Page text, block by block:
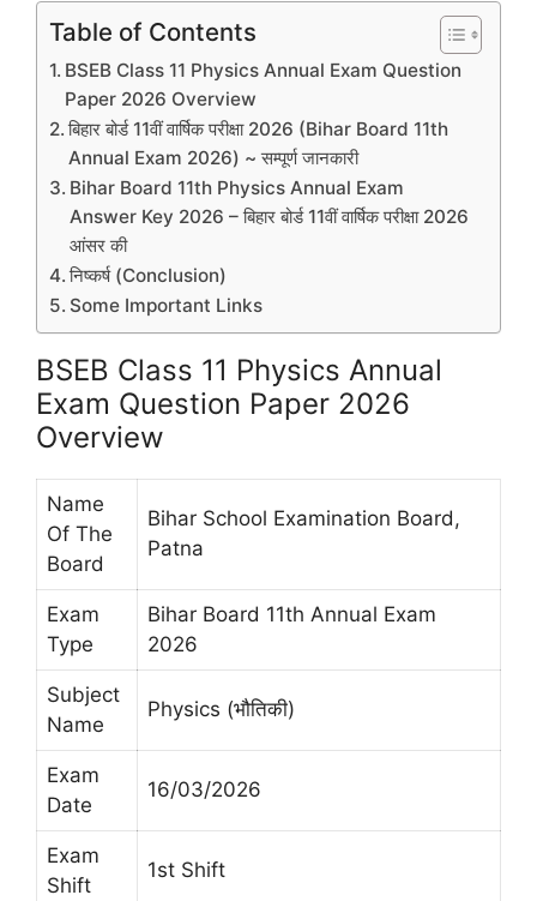
Table of Contents
BSEB Class 11 Physics Annual Exam Question
Paper 2026 Overview
बिहार बोर्ड 11वीं वार्षिक परीक्षा 2026 (Bihar Board 11th
Annual Exam 2026) ~ सम्पूर्ण जानकारी
Bihar Board 11th Physics Annual Exam
Answer Key 2026 – बिहार बोर्ड 11वीं वार्षिक परीक्षा 2026
आंसर की
निष्कर्ष (Conclusion)
Some Important Links
BSEB Class 11 Physics Annual
Exam Question Paper 2026
Overview
Name
Of The
Board
Bihar School Examination Board,
Patna
Exam
Type
Bihar Board 11th Annual Exam
2026
Subject
Name
Physics (भौतिकी)
Exam
Date
16/03/2026
Exam
Shift
1st Shift